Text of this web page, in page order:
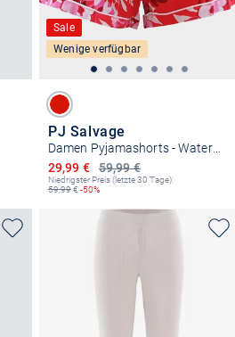
Sale
Wenige verfügbar
PJ Salvage
Damen Pyjamashorts - Watercolor Bloom
59,99 €
Ermäßigter Preis
29,99 €
Niedrigster Preis (letzte 30 Tage):
59,99€ -50%